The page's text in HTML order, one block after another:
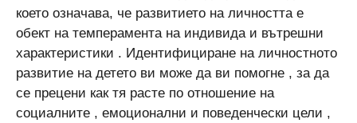
което означава, че развитието на личността е
обект на темперамента на индивида и вътрешни
характеристики . Идентифициране на личностното
развитие на детето ви може да ви помогне , за да
се прецени как тя расте по отношение на
социалните , емоционални и поведенчески цели ,